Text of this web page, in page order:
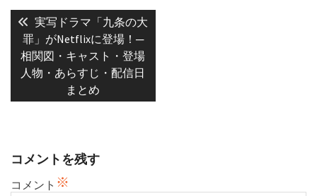
稿
ナ
ビ
ゲ
Previous
post:
実写ドラマ「九条の大
罪」がNetflixに登場！─
相関図・キャスト・登場
人物・あらすじ・配信日
まとめ
コメントを残す
コメント ※